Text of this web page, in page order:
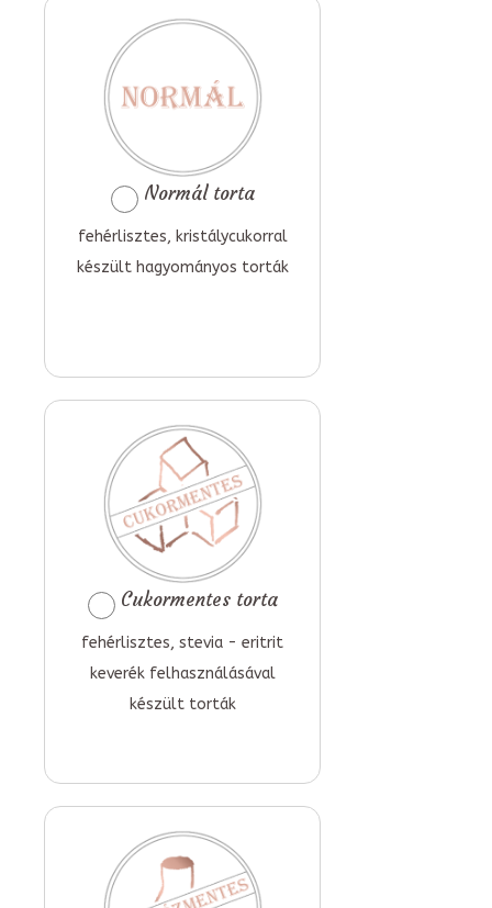
Normál torta
fehérlisztes, kristálycukorral
készült hagyományos torták
Cukormentes torta
fehérlisztes, stevia - eritrit
keverék felhasználásával
készült torták